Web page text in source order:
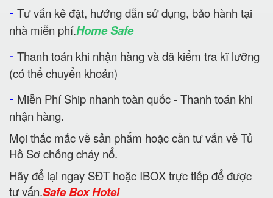
- Tư vấn kê đặt, hướng dẫn sử dụng, bảo hành tại
nhà miễn phí.Home Safe
- Thanh toán khi nhận hàng và đã kiểm tra kĩ lưỡng
(có thể chuyển khoản)
- Miễn Phí Ship nhanh toàn quốc - Thanh toán khi
nhận hàng.
Mọi thắc mắc về sản phẩm hoặc cần tư vấn về Tủ
Hồ Sơ chống cháy nổ.
Hãy để lại ngay SĐT hoặc IBOX trực tiếp để được
tư vấn.Safe Box Hotel